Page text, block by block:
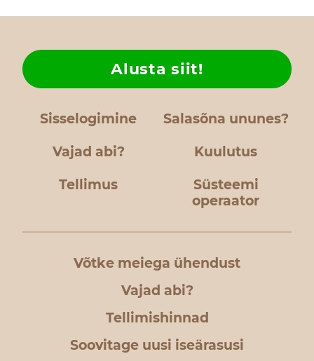
Sisselogimine Salasõna ununes?
Vajad abi?
Alusta siit!
Kuulutus
Tellimus
Süsteemi
operaator
Võtke meiega ühendust
Vajad abi?
Tellimishinnad
Soovitage uusi iseärasusi